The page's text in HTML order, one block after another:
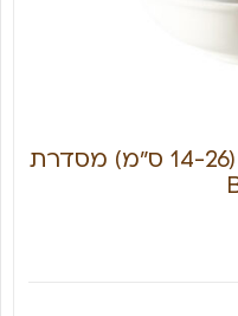
קערה לסלט במגוון גדלים (14-26 ס״מ) מסדרת